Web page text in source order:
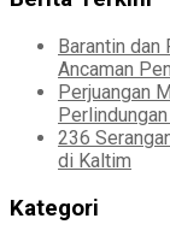
Barantin dan
Ancaman
Perjuangan
236
di Kaltim
Kategori